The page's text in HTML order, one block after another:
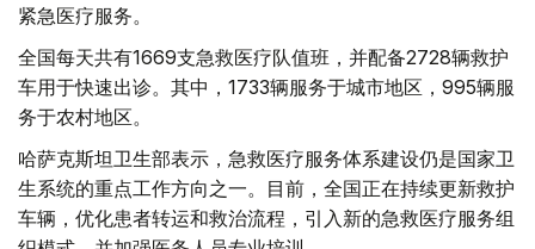
紧急医疗服务。
全国每天共有1669支急救医疗队值班，并配备2728辆救护
车用于快速出诊。其中，1733辆服务于城市地区，995辆服
务于农村地区。
哈萨克斯坦卫生部表示，急救医疗服务体系建设仍是国家卫
生系统的重点工作方向之一。目前，全国正在持续更新救护
车辆，优化患者转运和救治流程，引入新的急救医疗服务组